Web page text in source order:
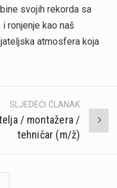
svojih rekorda sa
ronjenje kao naš
atmosfera koja
SLJEDEĆI ČLANAK
/ montažera /
tehničar (m/ž)